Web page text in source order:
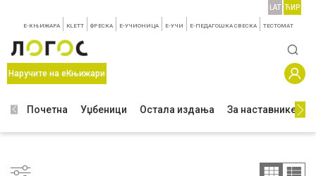
E-КЊИЖАРА KLETT ФРЕСКА E-УЧИОНИЦА E-УЧИ Е-ПЕДАГОШКА СВЕСКА TЕСТОМАТ
LAT ЋИР
Наручите на еКњижари
Почетна Уџбеници Остала издања За наставнике